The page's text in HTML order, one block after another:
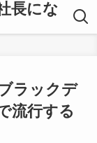
長にな
ラックデ
流行する